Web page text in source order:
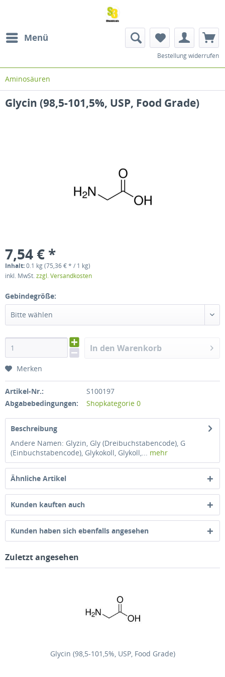
Menü
Bestellung widerrufen
Aminosäuren
Glycin (98,5-101,5%, USP, Food Grade)
7,54 € *
Inhalt:0.1 kg (75,36 € * / 1 kg)
inkl. MwSt.zzgl. Versandkosten
Gebindegröße:
Bitte wählen
In den Warenkorb
Merken
Artikel-Nr.:
S100197
Abgabebedingungen:
Shopkategorie 0
Beschreibung
Andere Namen: Glyzin, Gly (Dreibuchstabencode), G
(Einbuchstabencode), Glykokoll, Glykoll,... mehr
Ähnliche Artikel
Kunden kauften auch
Kunden haben sich ebenfalls angesehen
Zuletzt angesehen
Glycin (98,5-101,5%, USP, Food Grade)